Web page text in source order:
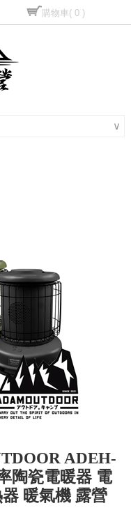
購物車( 0 )
∨
ADEH-
陶瓷電暖器 電
暖氣機 露營